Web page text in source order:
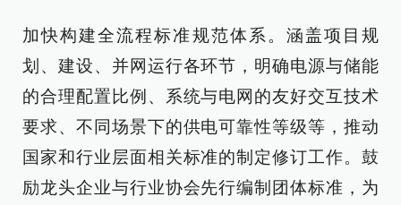
加快构建全流程标准规范体系。涵盖项目规
划、建设、并网运行各环节，明确电源与储能
的合理配置比例、系统与电网的友好交互技术
要求、不同场景下的供电可靠性等级等，推动
国家和行业层面相关标准的制定修订工作。鼓
励龙头企业与行业协会先行编制团体标准，为